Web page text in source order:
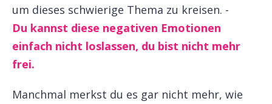
um dieses schwierige Thema zu kreisen. -
Du kannst diese negativen Emotionen
einfach nicht loslassen, du bist nicht mehr
frei.
Manchmal merkst du es gar nicht mehr, wie